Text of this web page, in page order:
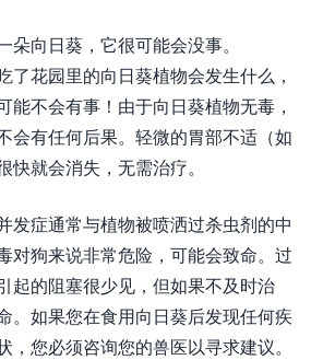
朵向日葵，它很可能会没事。
了花园里的向日葵植物会发生什么，
能不会有事！由于向日葵植物无毒，
会有任何后果。轻微的胃部不适（如
就会消失，无需治疗。
发症通常与植物被喷洒过杀虫剂的中
对狗来说非常危险，可能会致命。过
起的阻塞很少见，但如果不及时治
。如果您在食用向日葵后发现任何疾
，您必须咨询您的兽医以寻求建议。